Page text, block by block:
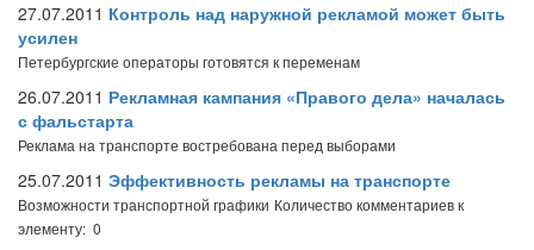
27.07.2011 Контроль над наружной рекламой может быть
усилен
Петербургские операторы готовятся к переменам
26.07.2011 Рекламная кампания «Правого дела» началась
с фальстарта
Реклама на транспорте востребована перед выборами
25.07.2011 Эффективность рекламы на транспорте
Возможности транспортной графики Количество комментариев к
элементу: 0